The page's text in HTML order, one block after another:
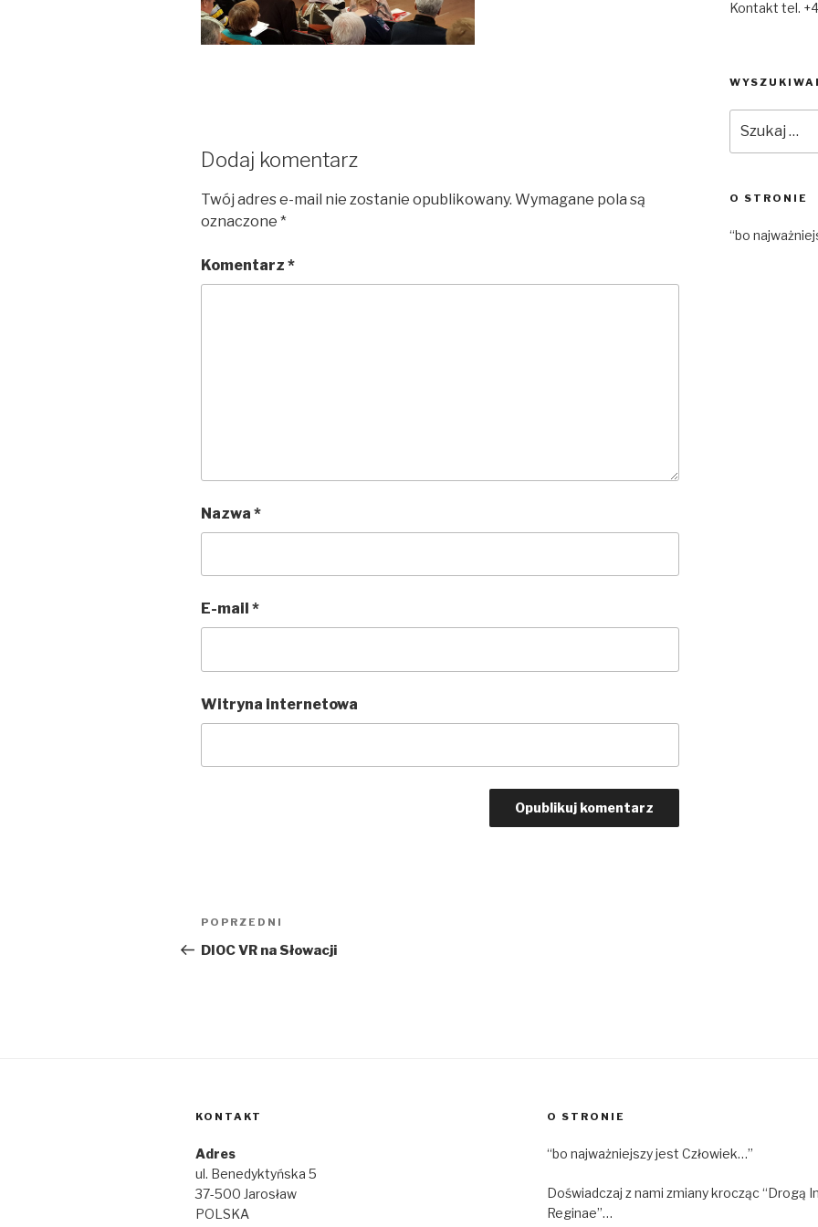
Dodaj komentarz
Twój adres e-mail nie zostanie opublikowany. Wymagane pola są
oznaczone *
Komentarz *
Nazwa *
E-mail *
Witryna internetowa
Nawigacja
wpisu
Poprzedni
wpis
POPRZEDNI
DIOC VR na Słowacji
Kontakt tel.
O STRONIE
“bo
KONTAKT
Adres
ul. Benedyktyńska 5
37-500 Jarosław
POLSKA
O STRONIE
“bo najważniejszy jest Człowiek…”
Doświadczaj z nami zmiany krocząc “Drogą
Reginae”…